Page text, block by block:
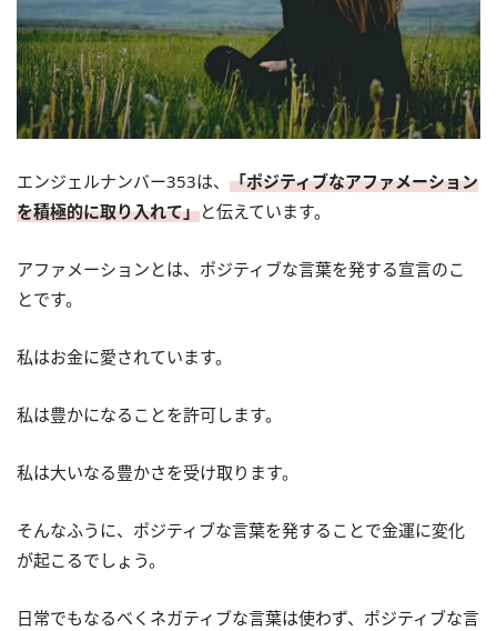
エンジェルナンバー353は、 「ポジティブなアファメーション
を積極的に取り入れて」と伝えています。
アファメーションとは、ポジティブな言葉を発する宣言のこ
とです。
私はお金に愛されています。
私は豊かになることを許可します。
私は大いなる豊かさを受け取ります。
そんなふうに、ポジティブな言葉を発することで金運に変化
が起こるでしょう。
日常でもなるべくネガティブな言葉は使わず、ポジティブな言